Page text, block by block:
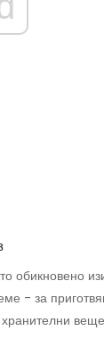
обикновено
- за